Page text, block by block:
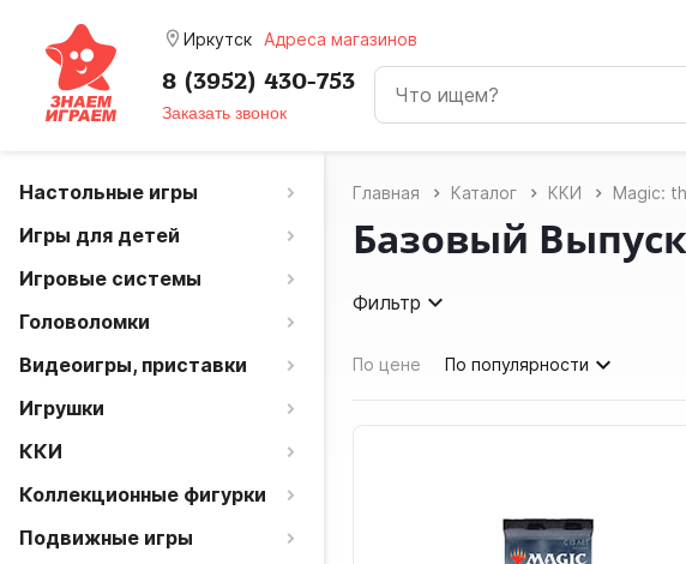
room Иркутск Адреса магазинов
8 (3952) 430-753
Заказать звонок
Настольные игры
Игры для детей
Игровые системы
Головоломки
Видеоигры, приставки
Игрушки
ККИ
Коллекционные фигурки
Подвижные игры
Главная Каталог ККИ Magic:
Базовый
Фильтр
По цене По популярности